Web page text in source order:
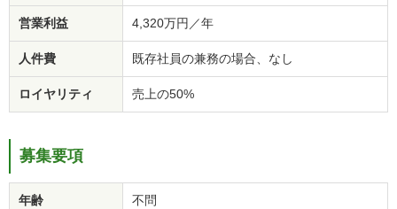
営業利益 4,320万円／年
人件費 既存社員の兼務の場合、なし
ロイヤリティ 売上の50%
募集要項
年齢 不問